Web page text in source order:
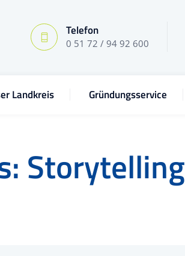
Telefon
0 51 72 / 94 92 600
Landkreis Gründungsservice
Storytelling